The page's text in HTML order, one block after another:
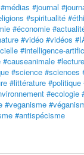
#médias #journal
#spiritualité
#économie
#vidéo #vidéos
#intelligence-
#causeanimale #lecture
#science #sciences
#littérature #politique
#ecologie
#veganisme
#antispécisme